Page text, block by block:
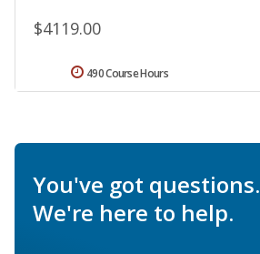
$4119.00
490 Course Hours
You've got questions.
We're here to help.